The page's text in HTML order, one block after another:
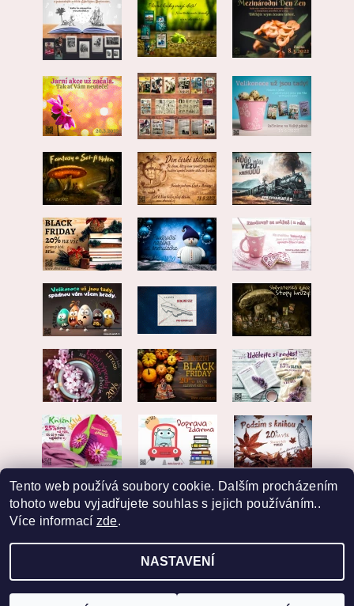
2026 © EKVARIAT, všechna práva vyhrazena
Tento web používá soubory cookie. Dalším procházením
tohoto webu vyjadřujete souhlas s jejich používáním..
Více informací zde.
NASTAVENÍ